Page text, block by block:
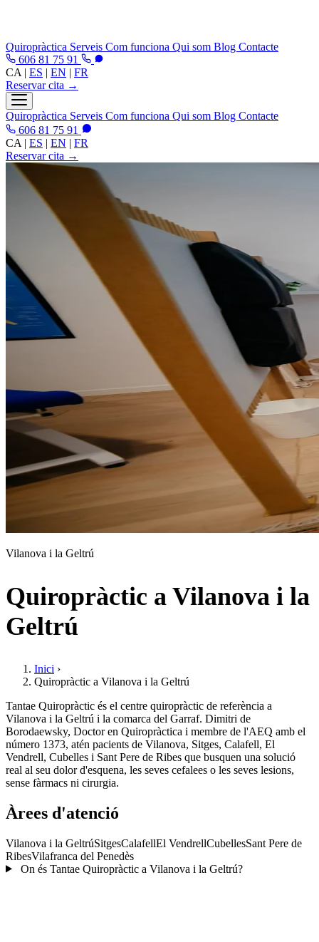
Quiropràctica Serveis Com funciona Qui som Blog Contacte
606 81 75 91
CA | ES | EN | FR
Reservar cita →
Quiropràctica Serveis Com funciona Qui som Blog Contacte
606 81 75 91
CA | ES | EN | FR
Reservar cita →
Vilanova i la Geltrú
Quiropràctic a Vilanova i la
Geltrú
Inici ›
Quiropràctic a Vilanova i la Geltrú
Tantae Quiropràctic és el centre quiropràctic de referència a
Vilanova i la Geltrú i la comarca del Garraf. Dimitri de
Borodaewsky, Doctor en Quiropràctica i membre de l'AEQ amb el
número 1373, atén pacients de Vilanova, Sitges, Calafell, El
Vendrell, Cubelles i Sant Pere de Ribes que busquen una solució
real al seu dolor d'esquena, les seves cefalees o les seves lesions,
sense fàrmacs ni cirurgia.
Àrees d'atenció
Vilanova i la GeltrúSitgesCalafellEl VendrellCubellesSant Pere de
RibesVilafranca del Penedès
On és Tantae Quiropràctic a Vilanova i la Geltrú?